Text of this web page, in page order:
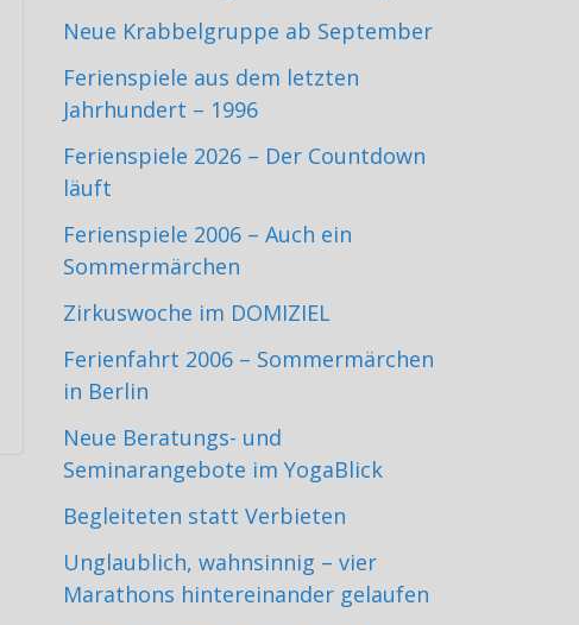
Neue Krabbelgruppe ab September
Ferienspiele aus dem letzten
Jahrhundert – 1996
Ferienspiele 2026 – Der Countdown
läuft
Ferienspiele 2006 – Auch ein
Sommermärchen
Zirkuswoche im DOMIZIEL
Ferienfahrt 2006 – Sommermärchen
in Berlin
Neue Beratungs- und
Seminarangebote im YogaBlick
Begleiteten statt Verbieten
Unglaublich, wahnsinnig – vier
Marathons hintereinander gelaufen